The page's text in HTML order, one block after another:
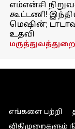
எம்என்சி
கூட்டணி!
மெஷின்;
உதவி
மருத்துவத்துறை
எங்களை பற்றி
விதிமுறைகளும்